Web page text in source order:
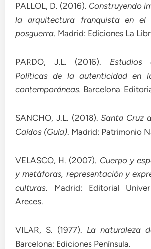
PALLOL, D. (2016). Construyendo
la arquitectura franquista en el
posguerra. Madrid: Ediciones La
PARDO, J.L. (2016). Estudios
Políticas de la autenticidad en
contemporáneas. Barcelona:
SANCHO, J.L. (2018).Santa Cruz
Caídos (Guía). Madrid: Patrimonio
VELASCO, H. (2007). Cuerpo y
y metáforas, representación y
culturas. Madrid: Editorial
Areces.
VILAR, S. (1977). La naturaleza
Barcelona: Ediciones Península.